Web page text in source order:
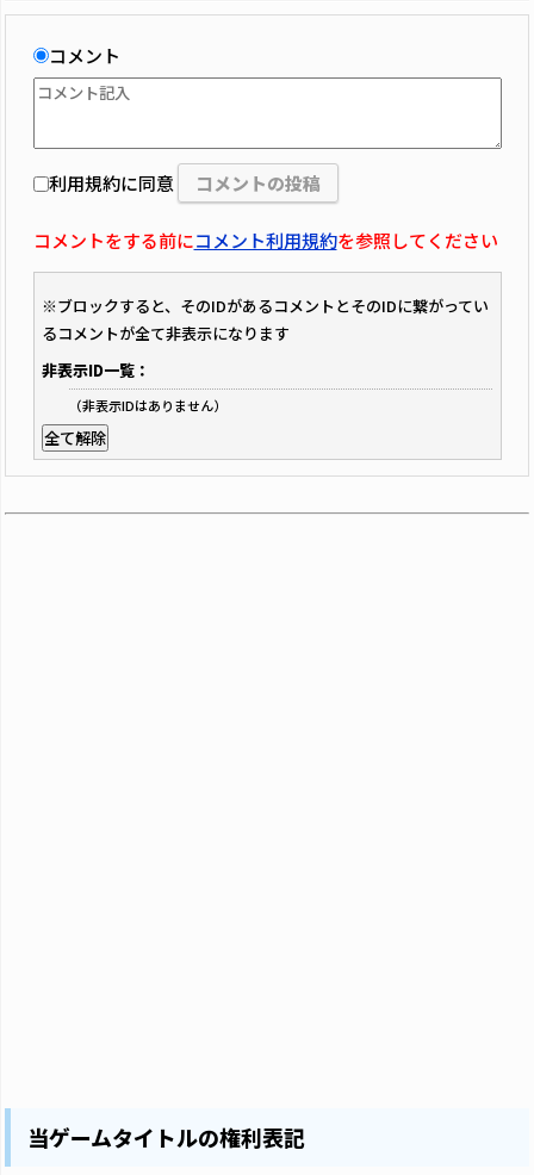
コメント
利用規約に同意
コメントをする前にコメント利用規約を参照してください
※ブロックすると、そのIDがあるコメントとそのIDに繋がってい
るコメントが全て非表示になります
非表示ID一覧：
（非表示IDはありません）
全て解除
当ゲームタイトルの権利表記